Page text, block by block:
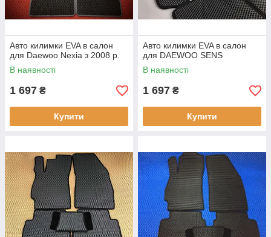
Авто килимки EVA в салон
для Daewoo Nexia з 2008 р.
В наявності
1 697 ₴
Купити
Авто килимки EVA в салон
для DAEWOO SENS
В наявності
1 697 ₴
Купити